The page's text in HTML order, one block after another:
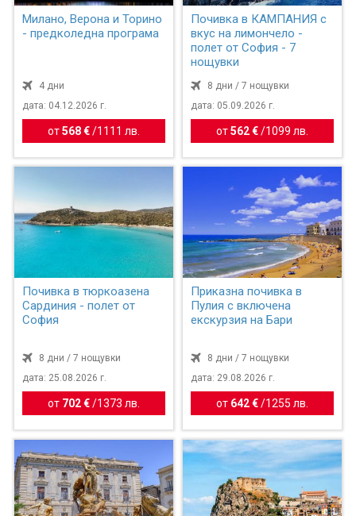
Милано, Верона и Торино
- предколедна програма
4 дни
дата: 04.12.2026 г.
от568 € / 1111 лв.
Почивка в КАМПАНИЯ с
вкус на лимончело -
полет от София - 7
нощувки
8 дни / 7 нощувки
дата: 05.09.2026 г.
от562 €/ 1099 лв.
Почивка в тюркоазена
Сардиния - полет от
София
8 дни / 7 нощувки
дата: 25.08.2026 г.
от 702 € / 1373 лв.
Приказна почивка в
Пулия с включена
екскурзия на Бари
8 дни / 7 нощувки
дата: 29.08.2026 г.
от 642 €/ 1255 лв.